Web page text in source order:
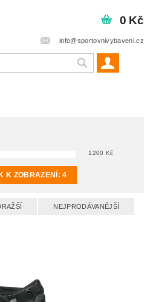
info@sportovnivybaveni.cz
0 Kč
1200 Kč
K ZOBRAZENÍ:4
NEJPRODÁVANĚJŠÍ